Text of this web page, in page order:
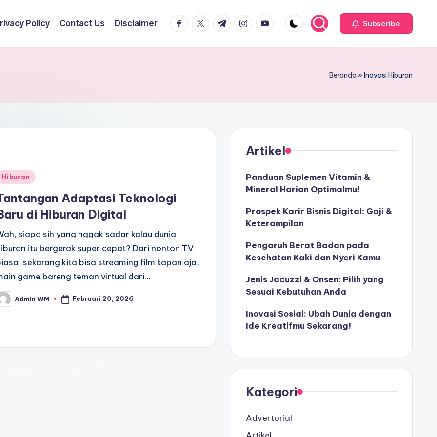
Policy Contact Us Disclaimer facebook.com
twitter.com
t.me instagram.com
youtube.com Subscribe
Beranda »Inovasi Hiburan
Hiburan
Adaptasi Teknologi
di Hiburan Digital
siapa sih yang nggak sadar kalau dunia
itu bergerak super cepat? Dari nonton TV
sekarang kita bisa streaming film kapan aja,
game bareng teman virtual dari…
Admin WM Februari 20, 2026
Artikel
Panduan Suplemen Vitamin &
Mineral Harian Optimalmu!
Prospek Karir Bisnis Digital: Gaji &
Keterampilan
Pengaruh Berat Badan pada
Kesehatan Kaki dan Nyeri Kamu
Jenis Jacuzzi & Onsen: Pilih yang
Sesuai Kebutuhan Anda
Inovasi Sosial: Ubah Dunia dengan
Ide Kreatifmu Sekarang!
Kategori
Advertorial